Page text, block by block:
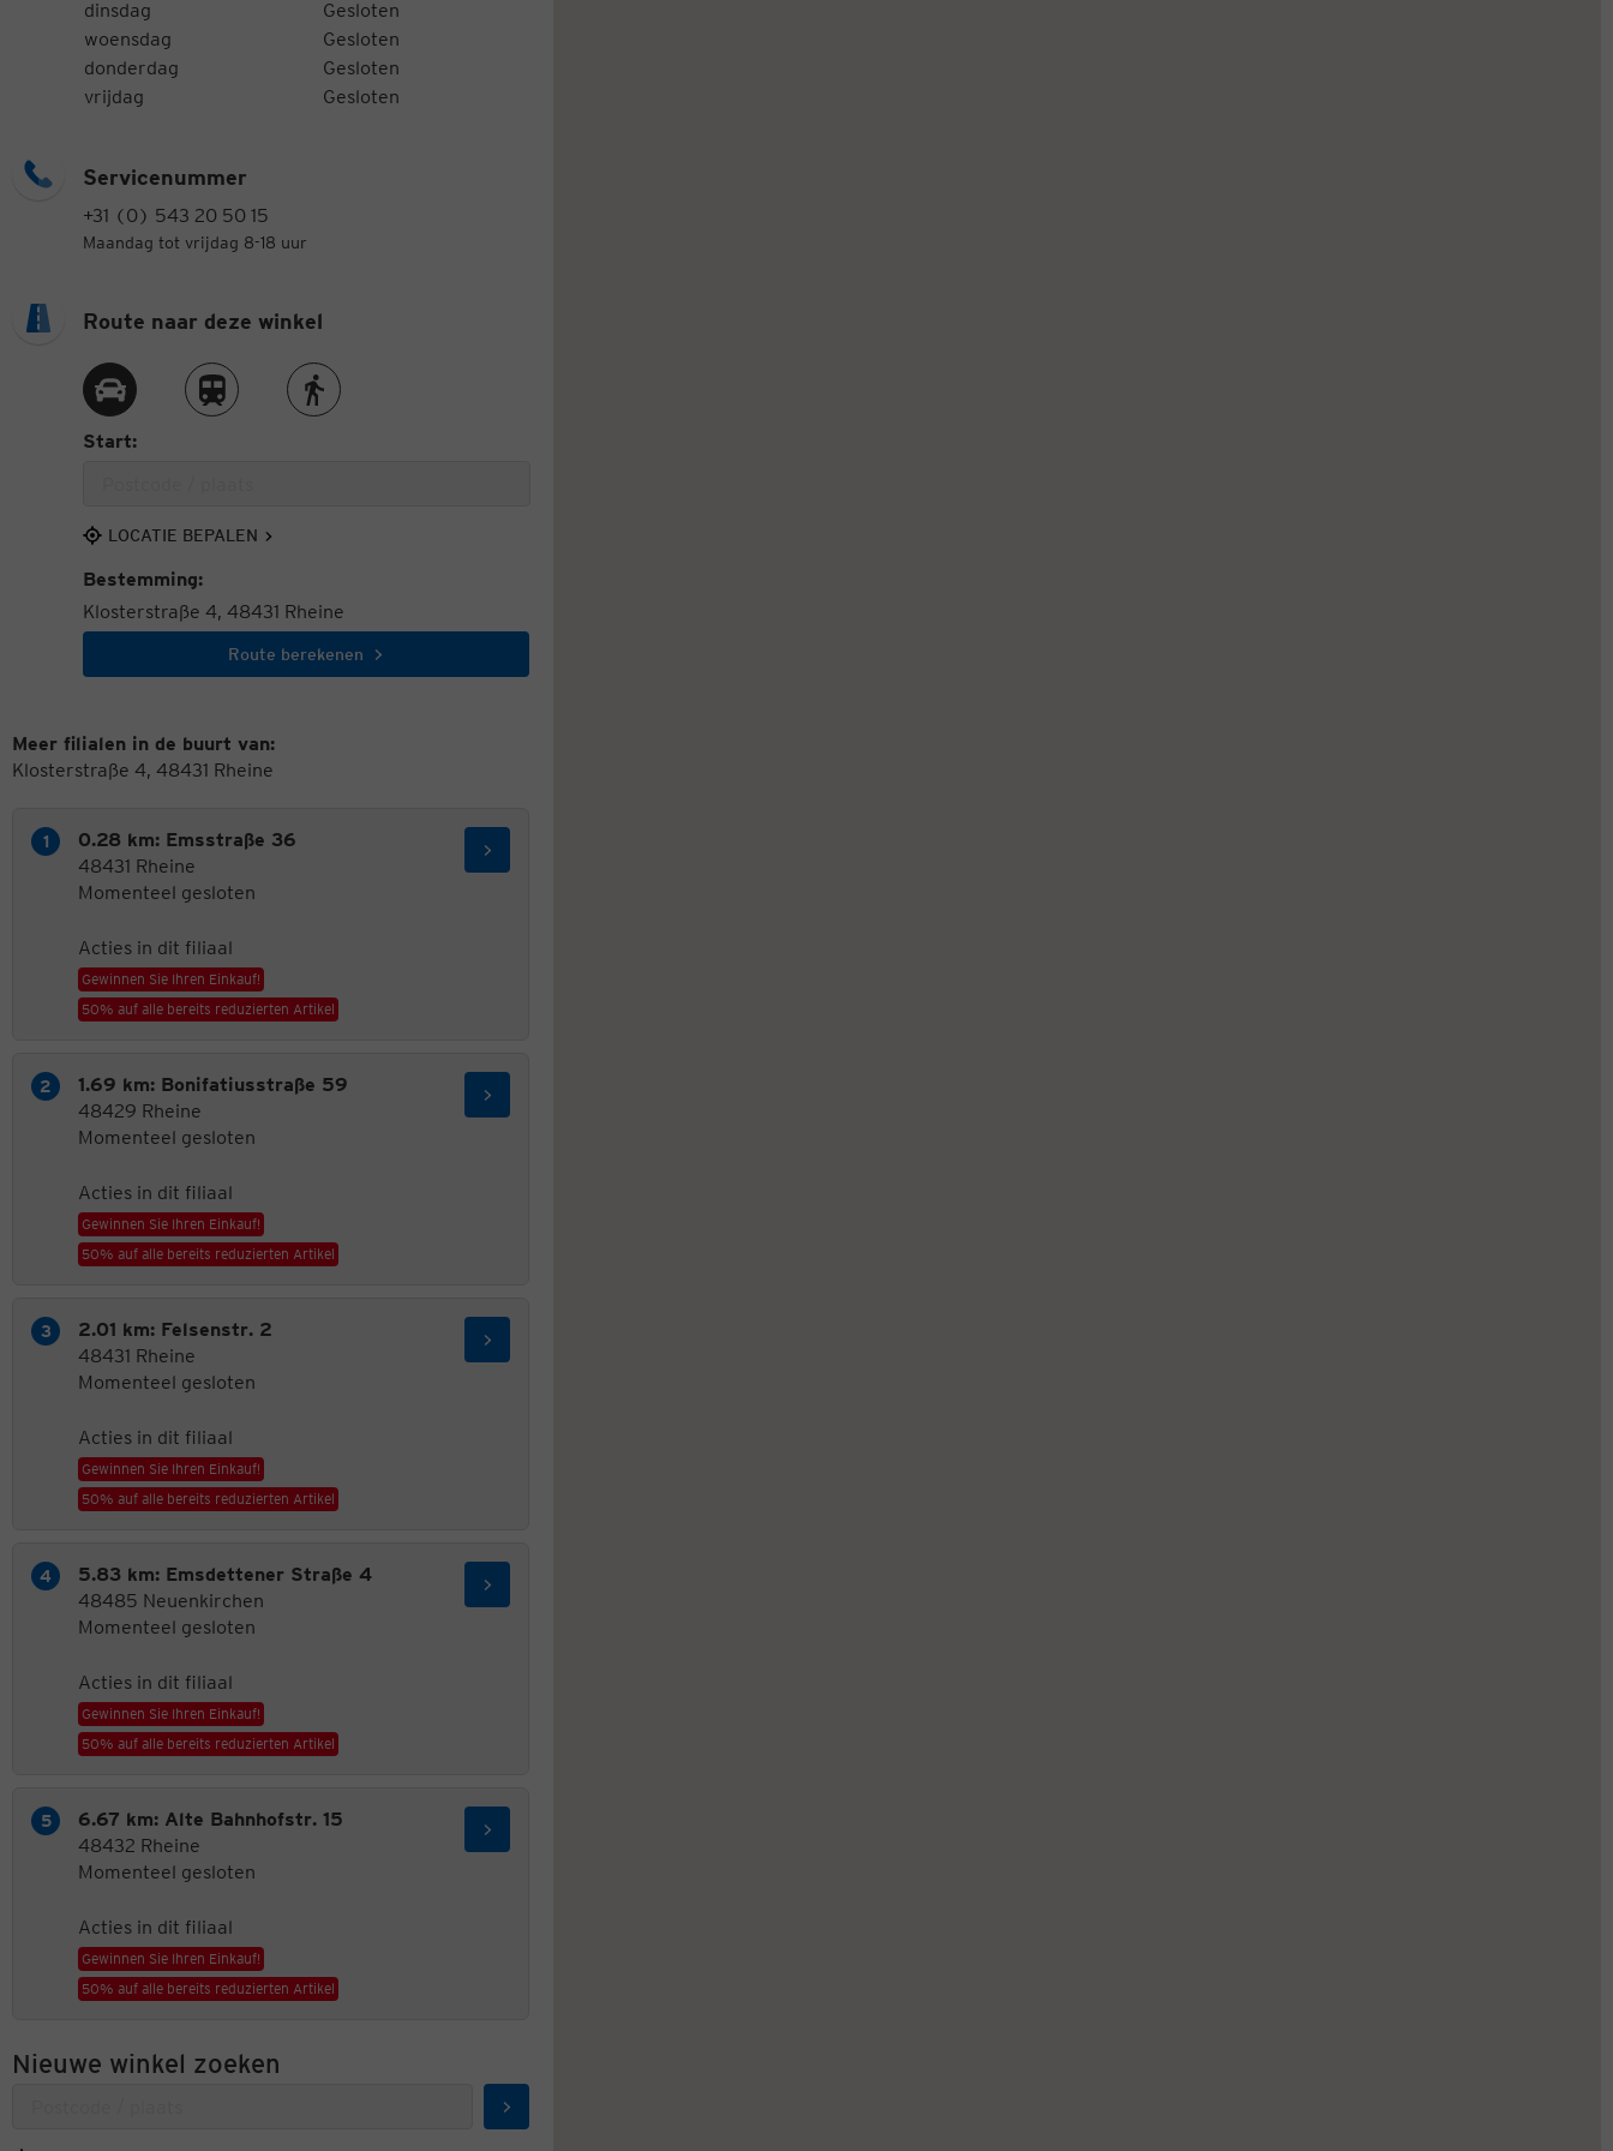
dinsdag
Gesloten
woensdag
Gesloten
donderdag
Gesloten
vrijdag
Gesloten
Servicenummer
+31 (0) 543 20 50 15
Maandag tot vrijdag 8-18 uur
Route naar deze winkel
Route met de autoRoute met de treinRoute te voet
Start:
LOCATIE BEPALEN
Bestemming:
Klosterstraße 4, 48431 Rheine
Route berekenen
Meer filialen in de buurt van:
Klosterstraße 4, 48431 Rheine
0.28 km: Emsstraße 36
48431 Rheine
Momenteel gesloten
Acties in dit filiaal
Gewinnen Sie Ihren Einkauf!
50% auf alle bereits reduzierten Artikel
1.69 km: Bonifatiusstraße 59
48429 Rheine
Momenteel gesloten
Acties in dit filiaal
Gewinnen Sie Ihren Einkauf!
50% auf alle bereits reduzierten Artikel
2.01 km: Felsenstr. 2
48431 Rheine
Momenteel gesloten
Acties in dit filiaal
Gewinnen Sie Ihren Einkauf!
50% auf alle bereits reduzierten Artikel
5.83 km: Emsdettener Straße 4
48485 Neuenkirchen
Momenteel gesloten
Acties in dit filiaal
Gewinnen Sie Ihren Einkauf!
50% auf alle bereits reduzierten Artikel
6.67 km: Alte Bahnhofstr. 15
48432 Rheine
Momenteel gesloten
Acties in dit filiaal
Gewinnen Sie Ihren Einkauf!
50% auf alle bereits reduzierten Artikel
Nieuwe winkel zoeken
Zoeken